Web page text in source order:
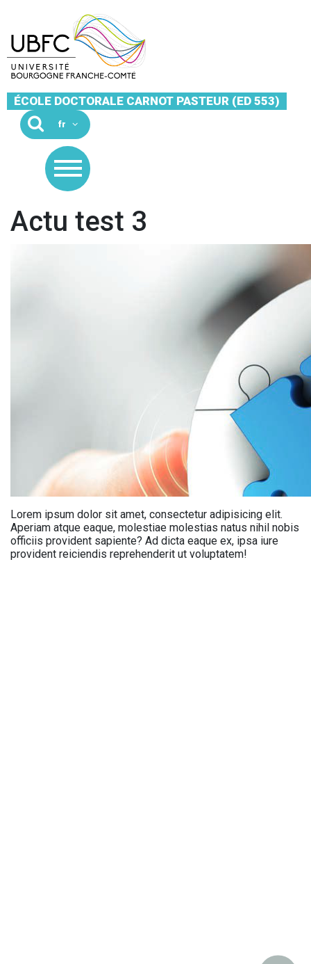
ÉCOLE DOCTORALE CARNOT PASTEUR (ED 553)
Actu test 3
Lorem ipsum dolor sit amet, consectetur adipisicing elit.
Aperiam atque eaque, molestiae molestias natus nihil nobis
officiis provident sapiente? Ad dicta eaque ex, ipsa iure
provident reiciendis reprehenderit ut voluptatem!